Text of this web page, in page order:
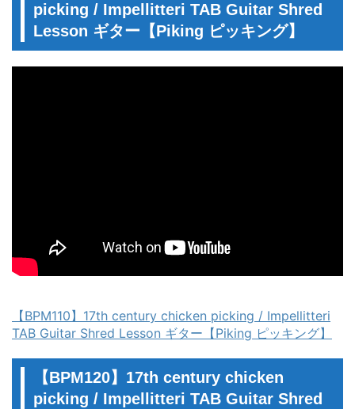
picking / Impellitteri TAB Guitar Shred
Lesson ギター【Piking ピッキング】
【BPM110】17th century chicken picking / Impellitteri
TAB Guitar Shred Lesson ギター【Piking ピッキング】
【BPM120】17th century chicken
picking / Impellitteri TAB Guitar Shred